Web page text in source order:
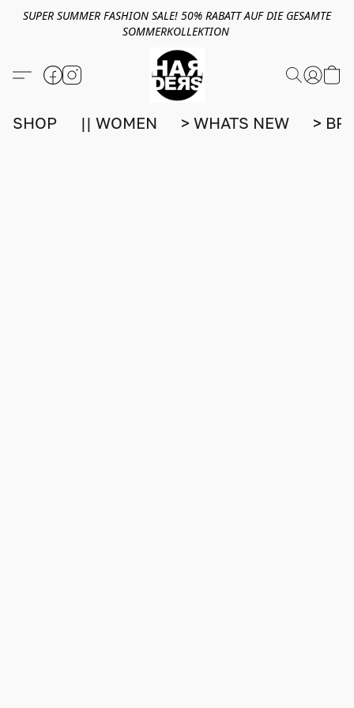
SUPER SUMMER FASHION SALE! 50% RABATT AUF DIE GESAMTE
SOMMERKOLLEKTION
SHOP || WOMEN > WHATS NEW >